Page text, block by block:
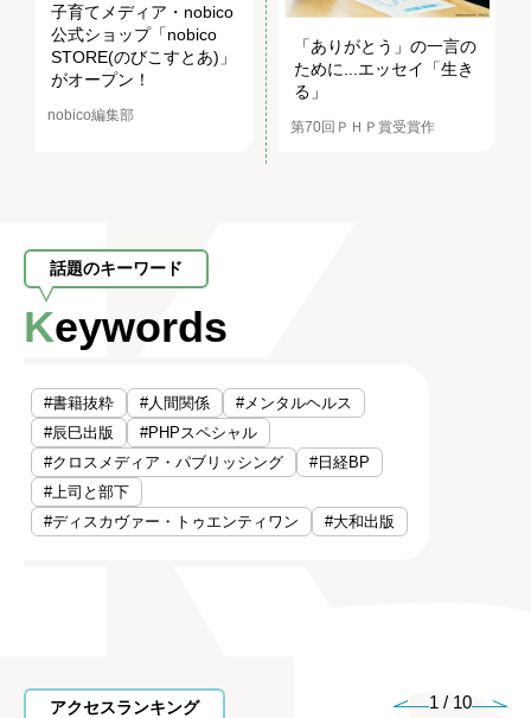
子育てメディア・nobico
公式ショップ「nobico
STORE(のびこすとあ)」
がオープン！
nobico編集部
「ありがとう」の一言の
ために...エッセイ「生き
る」
第70回ＰＨＰ賞受賞作
話題のキーワード
Keywords
#書籍抜粋 #人間関係
#メンタルヘルス
#辰巳出版
#PHPスペシャル
#クロスメディア・パブリッシング
#日経BP
#上司と部下
#ディスカヴァー・トゥエンティワン
#大和出版
アクセスランキング 1 / 10